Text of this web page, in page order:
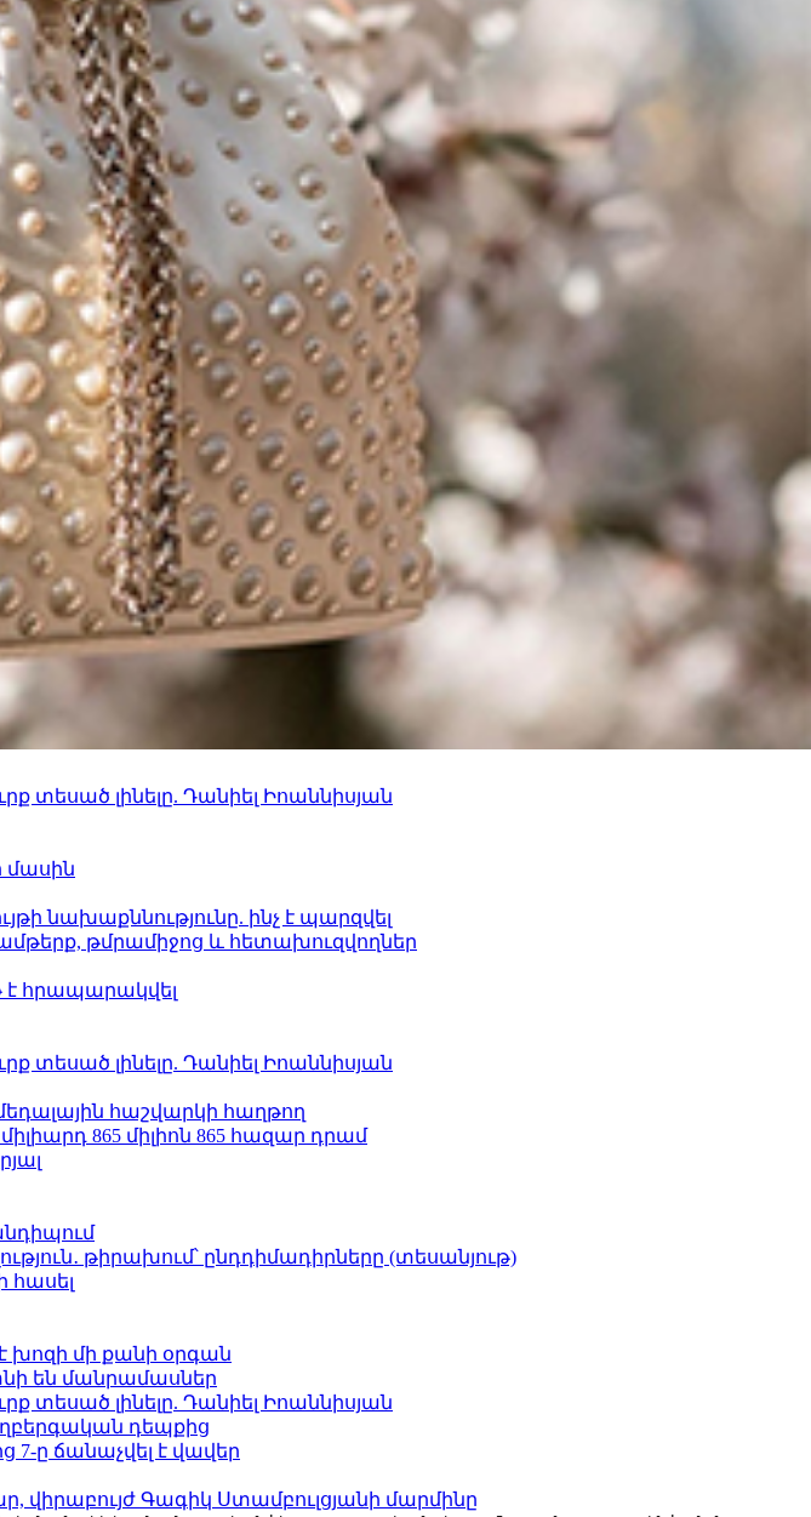
տեսած լինելը. Դանիել Իոաննիսյան
մասին
նախաքննությունը. ինչ է պարզվել
թմրամիջոց և հետախուզվողներ
է հրապարակվել
տեսած լինելը. Դանիել Իոաննիսյան
հաշվարկի հաղթող
865 միլիոն 865 հազար դրամ
թիրախում՝ ընդդիմադիրները (տեսանյութ)
հասել
մի քանի օրգան
են մանրամասներ
տեսած լինելը. Դանիել Իոաննիսյան
դեպքից
7-ը ճանաչվել է վավեր
Գագիկ Ստամբուլցյանի մարմինը